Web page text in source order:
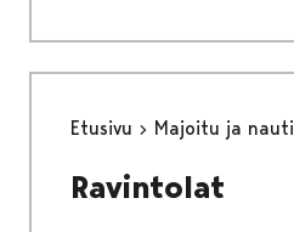
Etusivu Majoitu ja nauti
Ravintolat